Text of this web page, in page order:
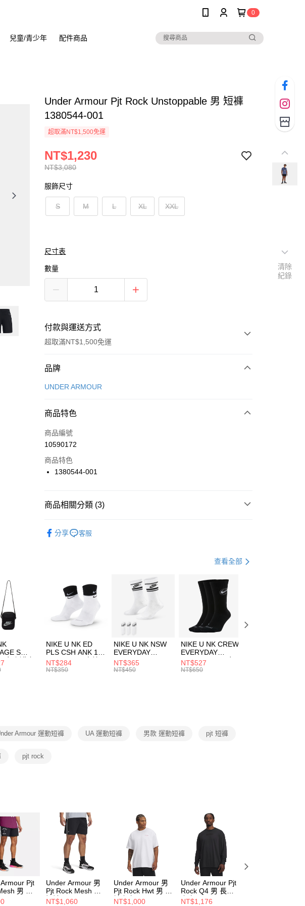
0
兒童/青少年 配件商品
Under Armour Pjt Rock Unstoppable 男 短褲
1380544-001
超取滿NT$1,500免運
NT$3,080
NT$1,230
服飾尺寸
S M L XL XXL
尺寸表
數量
付款與運送方式
超取滿NT$1,500免運
付款方式
信用卡一次付款
合作金庫商業銀行
華南商業銀行
上海商業儲蓄銀行
國泰世華商業銀行
聯邦商業銀行
台新國際商業銀行
LINE Pay
Apple Pay
【關於「AFTEE先享後付」】
３．安心：先確認商品／服務後，再付款。
【「AFTEE先享後付」結帳流程】
１．於結帳方式選擇「AFTEE先享後付」後，將跳轉至「AFTEE先享後
付」結帳頁面，進行簡訊認證並確認金額後，即可完成結帳。
２．訂單成立數日內，您將收到繳費通知簡訊。
３．收到繳費通知簡訊後14天內，點擊此簡訊中的連結，可透過四大超商
／ATM／網路銀行／等多元方式進行付款，方視為交易完成。
※ 請注意：結帳手續完成當下不需立刻繳費，但若您需要取消訂單，請聯
絡購買商品的店家。未經商家同意取消之訂單仍視為有效，需透過AFTEE
先享後付繳納相關費用。
交易，需依本服務之必要範圍內提供個人資料，並將交易相關給付款項請
結果請求用戶進行身份認證。
５．嚴禁一人註冊多個帳號或使用他人資訊註冊。若發現惡意使用之情
形，恩沛科技股份有限公司將有權停止該用戶之使用額度並採取法律行
每筆NT$100，滿NT$1,500(含以上)免運費
每筆NT$100，滿NT$1,500(含以上)免運費
付款後門市自取
每筆NT$100，滿NT$1,500(含以上)免運費
品牌
UNDER ARMOUR
商品特色
商品編號
10590172
商品特色
1380544-001
商品相關分類 (3)
分享 客服
查看全部
S
女 側背包
NIKE U NK ED
PLS CSH ANK 1P
144 DBL 男 中統
襪 DH4058104
NT$284
NT$350
NIKE U NK NSW
EVERYDAY
ESSENTIAL CR
男女 短統襪
NT$365
NT$450
NIKE U NK CREW
EVERYDAY
BBALL 3PR 男女
長統襪
NT$527
NT$650
Armour 運動短褲 UA 運動短褲 男款 運動短褲 pjt 短褲
pjt rock
Pjt
男 短
001
Under Armour 男
Pjt Rock Mesh 男
短褲 1389869-001
NT$1,060
Under Armour 男
Pjt Rock Hwt 男 短
袖上衣 1389950-
NT$1,000
Under Armour Pjt
Rock Q4 男 長袖
上衣 6005014-002
NT$1,176
清除
紀錄